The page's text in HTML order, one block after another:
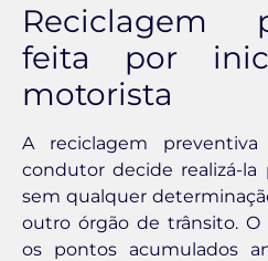
Reciclagem
feita por
motorista
A reciclagem
condutor decide realizá-la
sem qualquer
outro órgão de trânsito.
os pontos acumulados